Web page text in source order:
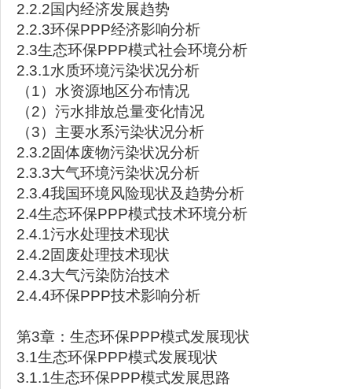
2.2.2国内经济发展趋势
2.2.3环保PPP经济影响分析
2.3生态环保PPP模式社会环境分析
2.3.1水质环境污染状况分析
（1）水资源地区分布情况
（2）污水排放总量变化情况
（3）主要水系污染状况分析
2.3.2固体废物污染状况分析
2.3.3大气环境污染状况分析
2.3.4我国环境风险现状及趋势分析
2.4生态环保PPP模式技术环境分析
2.4.1污水处理技术现状
2.4.2固废处理技术现状
2.4.3大气污染防治技术
2.4.4环保PPP技术影响分析
第3章：生态环保PPP模式发展现状
3.1生态环保PPP模式发展现状
3.1.1生态环保PPP模式发展思路